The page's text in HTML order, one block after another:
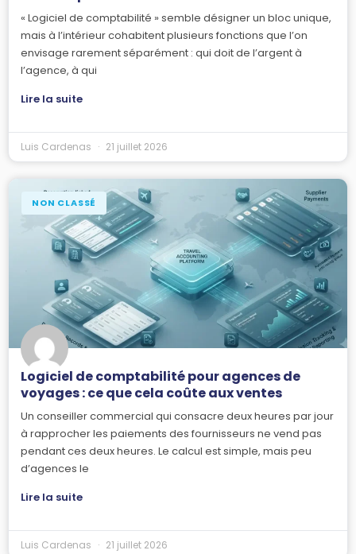
« Logiciel de comptabilité » semble désigner un bloc unique,
mais à l’intérieur cohabitent plusieurs fonctions que l’on
envisage rarement séparément : qui doit de l’argent à
l’agence, à qui
Lire la suite
Luis Cardenas 21 juillet 2026
NON CLASSÉ
Logiciel de comptabilité pour agences de
voyages : ce que cela coûte aux ventes
Un conseiller commercial qui consacre deux heures par jour
à rapprocher les paiements des fournisseurs ne vend pas
pendant ces deux heures. Le calcul est simple, mais peu
d’agences le
Lire la suite
Luis Cardenas 21 juillet 2026